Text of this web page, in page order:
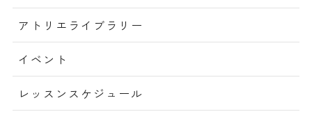
アトリエライブラリー
イベント
レッスンスケジュール